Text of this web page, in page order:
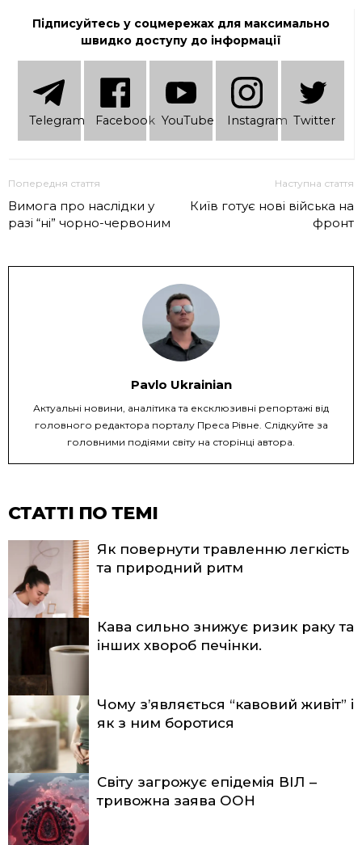
Підписуйтесь у соцмережах для максимально
швидко доступу до інформації
Telеgram Facebook YouTube Instagram Twitter
Попередня стаття
Вимога про наслідки у
разі “ні” чорно-червоним
Наступна стаття
Київ готує нові війська на
фронт
Pavlo Ukrainian
Актуальні новини, аналітика та ексклюзивні репортажі від
головного редактора порталу Преса Рівне. Слідкуйте за
головними подіями світу на сторінці автора.
СТАТТІ ПО ТЕМІ
Як повернути травленню легкість
та природний ритм
Кава сильно знижує ризик раку та
інших хвороб печінки.
Чому з’являється “кавовий живіт” і
як з ним боротися
Світу загрожує епідемія ВІЛ –
тривожна заява ООН